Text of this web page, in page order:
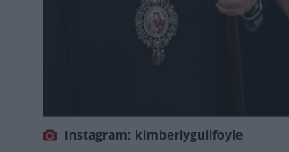
Instagram: kimberlyguilfoyle